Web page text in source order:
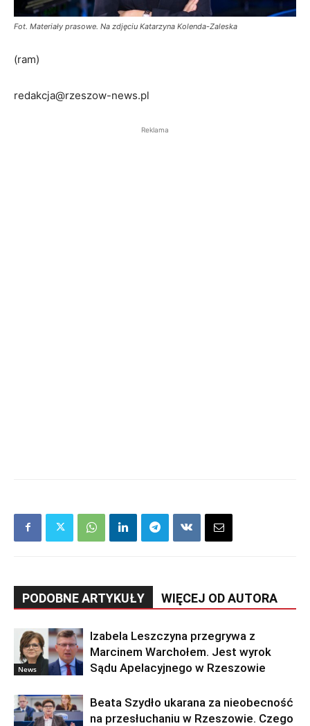
Fot. Materiały prasowe. Na zdjęciu Katarzyna Kolenda-Zaleska
(ram)
redakcja@rzeszow-news.pl
Reklama
PODOBNE ARTYKUŁY WIĘCEJ OD AUTORA
News
Izabela Leszczyna przegrywa z
Marcinem Warchołem. Jest wyrok
Sądu Apelacyjnego w Rzeszowie
Beata Szydło ukarana za nieobecność
na przesłuchaniu w Rzeszowie. Czego